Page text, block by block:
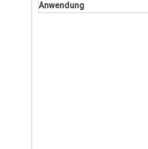
Anwendung